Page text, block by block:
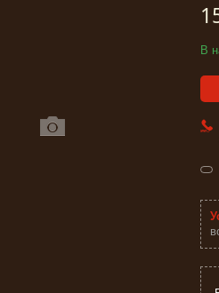
В